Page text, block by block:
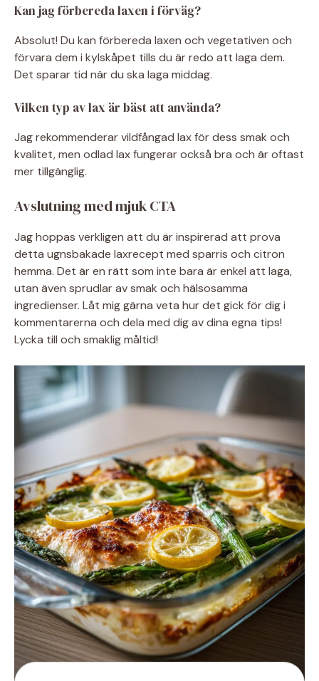
Kan jag förbereda laxen i förväg?
Absolut! Du kan förbereda laxen och vegetativen och
förvara dem i kylskåpet tills du är redo att laga dem.
Det sparar tid när du ska laga middag.
Vilken typ av lax är bäst att använda?
Jag rekommenderar vildfångad lax för dess smak och
kvalitet, men odlad lax fungerar också bra och är oftast
mer tillgänglig.
Avslutning med mjuk CTA
Jag hoppas verkligen att du är inspirerad att prova
detta ugnsbakade laxrecept med sparris och citron
hemma. Det är en rätt som inte bara är enkel att laga,
utan även sprudlar av smak och hälsosamma
ingredienser. Låt mig gärna veta hur det gick för dig i
kommentarerna och dela med dig av dina egna tips!
Lycka till och smaklig måltid!